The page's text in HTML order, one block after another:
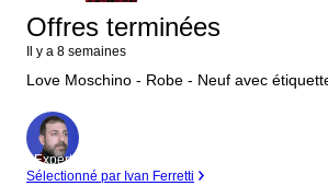
Offres terminées
Il y a 8 semaines
Love Moschino - Robe - Neuf avec
Expert
Sélectionné par Ivan Ferretti